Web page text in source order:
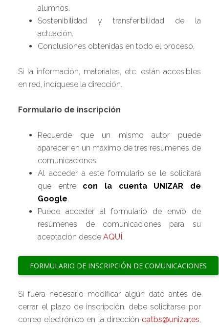
alumnos.
Sostenibilidad y transferibilidad de la
actuación.
Conclusiones obtenidas en todo el proceso.
Si la información, materiales, etc. están accesibles
en red, indíquese la dirección.
Formulario de inscripción
Recuerde que un mismo autor puede
aparecer en un máximo de tres resúmenes de
comunicaciones.
Al acceder a este formulario se le solicitará
que entre con la cuenta UNIZAR de
Google.
Puede acceder al formulario de envío de
resúmenes de comunicaciones para su
aceptación desdeAQUÍ.
Si fuera necesario modificar algún dato antes de
cerrar el plazo de inscripción, debe solicitarse por
correo electrónico en la dirección catbs@unizar.es,